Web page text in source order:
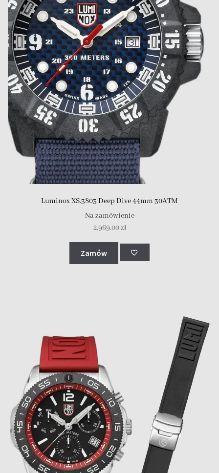
Luminox XS.3803 Deep Dive 44mm 30ATM
Na zamówienie
2,969.00zł
Zamów